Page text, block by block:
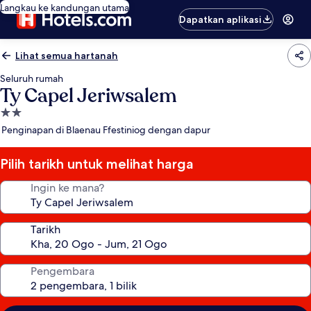
Langkau ke kandungan utama
Dapatkan aplikasi
Lihat semua hartanah
Seluruh rumah
Ty Capel Jeriwsalem
Hartanah
2.0
Penginapan di Blaenau Ffestiniog dengan dapur
Pilih tarikh untuk melihat harga
Ingin ke mana?
Tarikh
Pengembara